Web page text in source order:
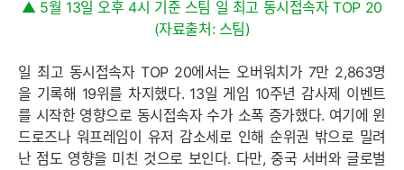
▲ 5월 13일 오후 4시 기준 스팀 일 최고 동시접속자 TOP 20
(자료출처: 스팀)
일 최고 동시접속자 TOP 20에서는 오버워치가 7만 2,863명
을 기록해 19위를 차지했다. 13일 게임 10주년 감사제 이벤트
를 시작한 영향으로 동시접속자 수가 소폭 증가했다. 여기에 윈
드로즈나 워프레임이 유저 감소세로 인해 순위권 밖으로 밀려
난 점도 영향을 미친 것으로 보인다. 다만, 중국 서버와 글로벌